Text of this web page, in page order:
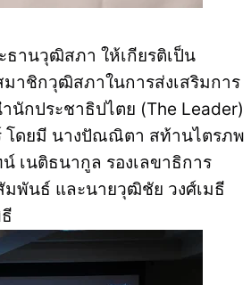
านวุฒิสภา ให้เกียรติเป็น
มาชิกวุฒิสภาในการส่งเสริมการ
นักประชาธิปไตย (The Leader)
โดยมี นางปัณณิตา สท้านไตรภพ
เนติธนากูล รองเลขาธิการ
พันธ์ และนายวุฒิชัย วงศ์เมธี